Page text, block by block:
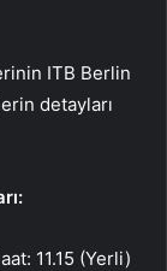
ITB Berlin
detayları
11.15 (Yerli)